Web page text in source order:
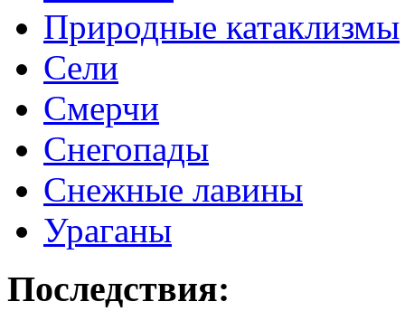
Природные катаклизмы
Сели
Смерчи
Снегопады
Снежные лавины
Ураганы
Последствия: